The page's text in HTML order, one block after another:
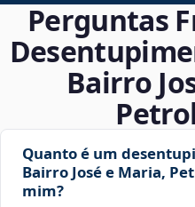
Perguntas
Bairro
Quanto é um
Bairro José e Maria,
mim?